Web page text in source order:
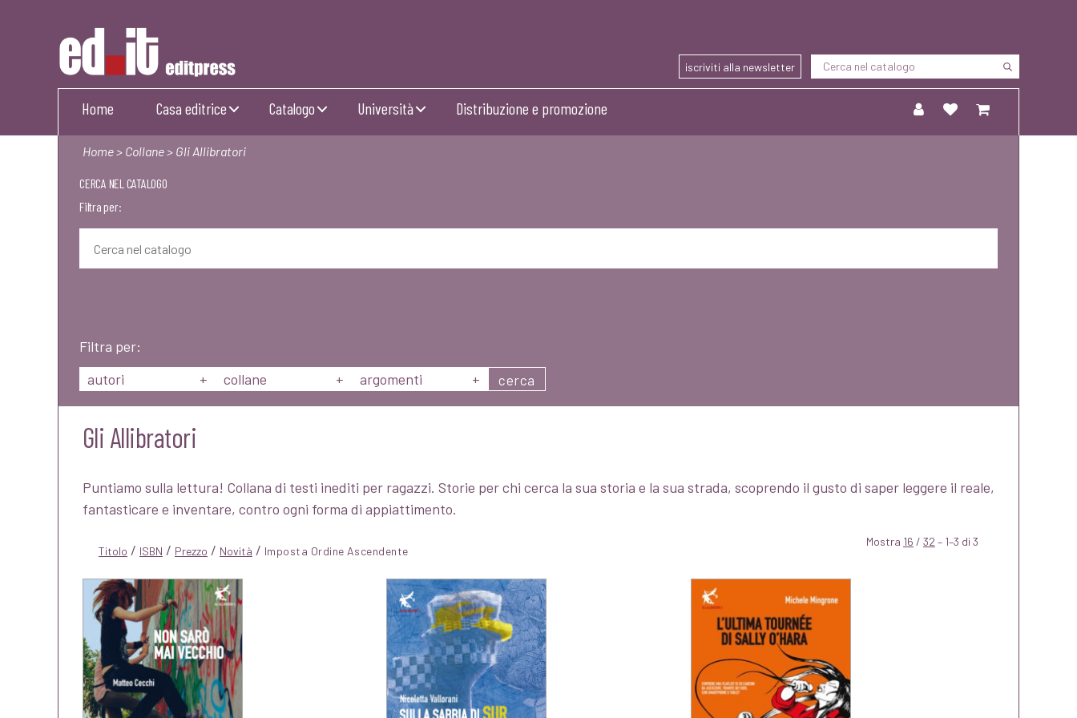
Editpress
iscriviti alla newsletter
Home Casa editrice Catalogo Università Distribuzione e promozione
Home> Collane> Gli Allibratori
CERCA NEL CATALOGO
Filtra per:
Filtra per:
autori
+ collane + argomenti + cerca
Gli Allibratori
Puntiamo sulla lettura! Collana di testi inediti per ragazzi. Storie per chi cerca la sua storia e la sua strada, scoprendo il gusto di saper leggere il reale,
fantasticare e inventare, contro ogni forma di appiattimento.
Titolo / ISBN / Prezzo / Novità / Mostra 16 / 32 – 1–3 di 3